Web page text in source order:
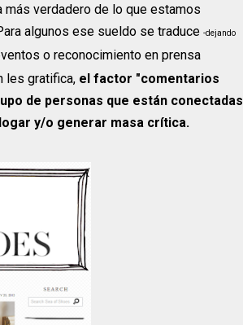
verdadero de lo que estamos
algunos ese sueldo se traduce -dejando
o reconocimiento en prensa
les gratifica, el factor "comentarios
de personas que están conectadas
y/o generar masa crítica.